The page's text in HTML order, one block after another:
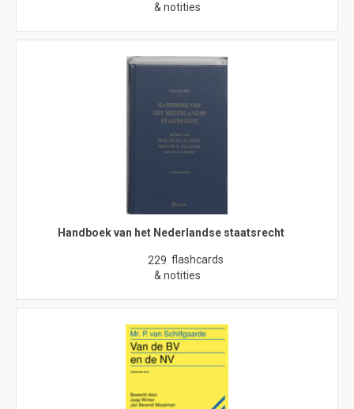
& notities
Handboek van het Nederlandse staatsrecht
229 flashcards
& notities